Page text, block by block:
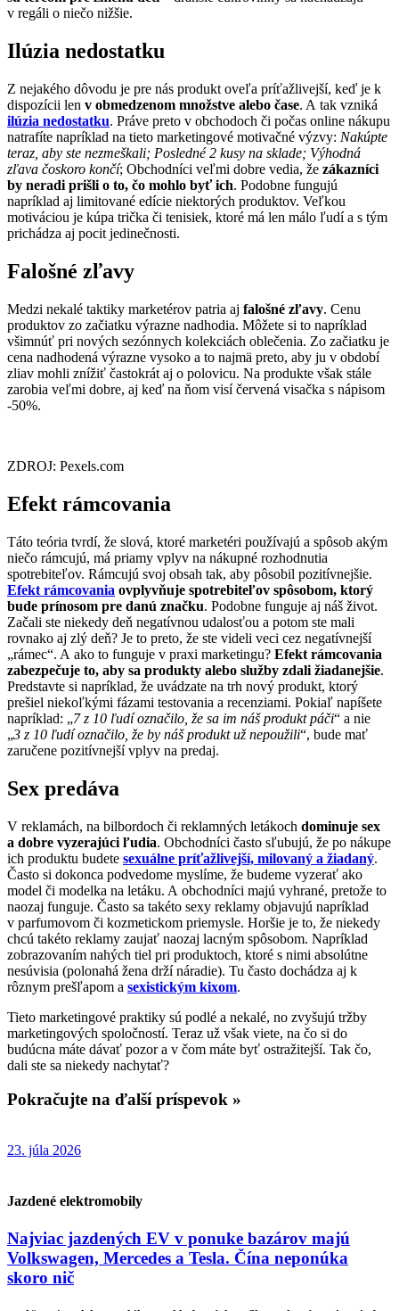
v regáli o niečo nižšie.
Ilúzia nedostatku
Z nejakého dôvodu je pre nás produkt oveľa príťažlivejší, keď je k
dispozícii len v obmedzenom množstve alebo čase. A tak vzniká
ilúzia nedostatku. Práve preto v obchodoch či počas online nákupu
natrafíte napríklad na tieto marketingové motivačné výzvy: Nakúpte
teraz, aby ste nezmeškali; Posledné 2 kusy na sklade; Výhodná
zľava čoskoro končí; Obchodníci veľmi dobre vedia, že zákazníci
by neradi prišli o to, čo mohlo byť ich. Podobne fungujú
napríklad aj limitované edície niektorých produktov. Veľkou
motiváciou je kúpa trička či tenisiek, ktoré má len málo ľudí a s tým
prichádza aj pocit jedinečnosti.
Falošné zľavy
Medzi nekalé taktiky marketérov patria aj falošné zľavy. Cenu
produktov zo začiatku výrazne nadhodia. Môžete si to napríklad
všimnúť pri nových sezónnych kolekciách oblečenia. Zo začiatku je
cena nadhodená výrazne vysoko a to najmä preto, aby ju v období
zliav mohli znížiť častokrát aj o polovicu. Na produkte však stále
zarobia veľmi dobre, aj keď na ňom visí červená visačka s nápisom
-50%.
ZDROJ: Pexels.com
Efekt rámcovania
Táto teória tvrdí, že slová, ktoré marketéri používajú a spôsob akým
niečo rámcujú, má priamy vplyv na nákupné rozhodnutia
spotrebiteľov. Rámcujú svoj obsah tak, aby pôsobil pozitívnejšie.
Efekt rámcovania ovplyvňuje spotrebiteľov spôsobom, ktorý
bude prínosom pre danú značku. Podobne funguje aj náš život.
Začali ste niekedy deň negatívnou udalosťou a potom ste mali
rovnako aj zlý deň? Je to preto, že ste videli veci cez negatívnejší
„rámec“. A ako to funguje v praxi marketingu? Efekt rámcovania
zabezpečuje to, aby sa produkty alebo služby zdali žiadanejšie.
Predstavte si napríklad, že uvádzate na trh nový produkt, ktorý
prešiel niekoľkými fázami testovania a recenziami. Pokiaľ napíšete
napríklad: „7 z 10 ľudí označilo, že sa im náš produkt páči“ a nie
„3 z 10 ľudí označilo, že by náš produkt už nepoužili“, bude mať
zaručene pozitívnejší vplyv na predaj.
Sex predáva
V reklamách, na bilbordoch či reklamných letákoch dominuje sex
a dobre vyzerajúci ľudia. Obchodníci často sľubujú, že po nákupe
ich produktu budete sexuálne príťažlivejší, milovaný a žiadaný.
Často si dokonca podvedome myslíme, že budeme vyzerať ako
model či modelka na letáku. A obchodníci majú vyhrané, pretože to
naozaj funguje. Často sa takéto sexy reklamy objavujú napríklad
v parfumovom či kozmetickom priemysle. Horšie je to, že niekedy
chcú takéto reklamy zaujať naozaj lacným spôsobom. Napríklad
zobrazovaním nahých tiel pri produktoch, ktoré s nimi absolútne
nesúvisia (polonahá žena drží náradie). Tu často dochádza aj k
rôznym prešľapom a sexistickým kixom.
Tieto marketingové praktiky sú podlé a nekalé, no zvyšujú tržby
marketingových spoločností. Teraz už však viete, na čo si do
budúcna máte dávať pozor a v čom máte byť ostražitejší. Tak čo,
dali ste sa niekedy nachytať?
Pokračujte na ďalší príspevok »
23. júla 2026
Jazdené elektromobily
Najviac jazdených EV v ponuke bazárov majú
Volkswagen, Mercedes a Tesla. Čína neponúka
skoro nič